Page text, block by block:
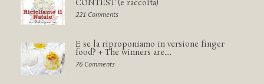
CONTEST (e raccolta)
221 Comments
E se la riproponiamo in versione finger
food? + The winners are....
76 Comments